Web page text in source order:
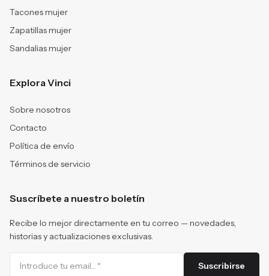
Tacones mujer
Zapatillas mujer
Sandalias mujer
Explora Vinci
Sobre nosotros
Contacto
Política de envío
Términos de servicio
Suscríbete a nuestro boletín
Recibe lo mejor directamente en tu correo — novedades,
historias y actualizaciones exclusivas.
Suscribirse